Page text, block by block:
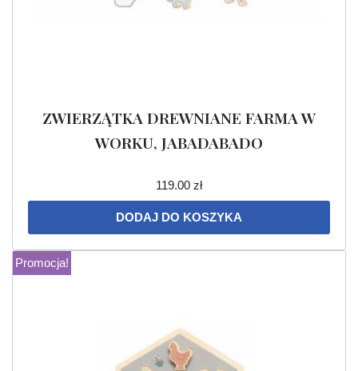
ZWIERZĄTKA DREWNIANE FARMA W
WORKU, JABADABADO
119.00 zł
DODAJ DO KOSZYKA
Promocja!